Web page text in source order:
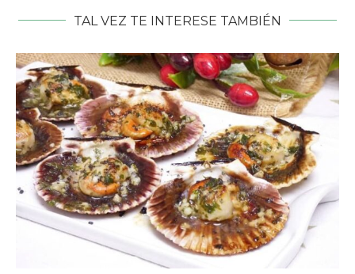
TAL VEZ TE INTERESE TAMBIÉN